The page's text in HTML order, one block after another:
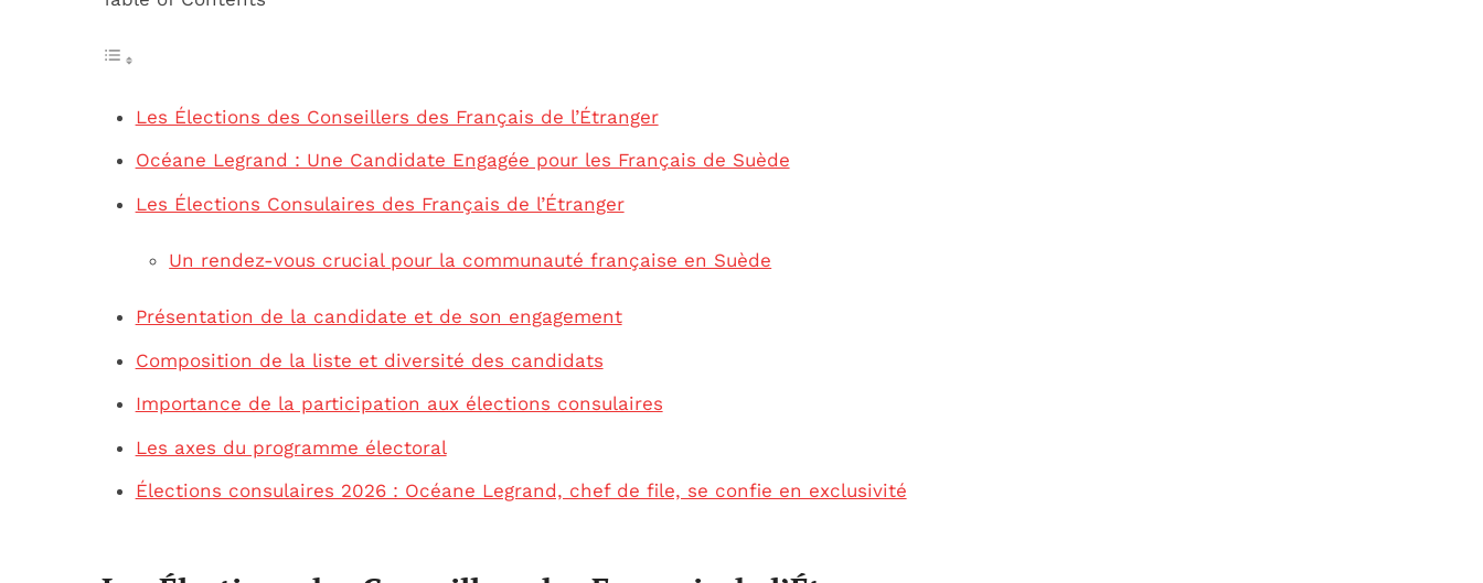
Les Élections des Conseillers des Français de l’Étranger
Océane Legrand : Une Candidate Engagée pour les Français de Suède
Les Élections Consulaires des Français de l’Étranger
Un rendez-vous crucial pour la communauté française en Suède
Présentation de la candidate et de son engagement
Composition de la liste et diversité des candidats
Importance de la participation aux élections consulaires
Les axes du programme électoral
Élections consulaires 2026 : Océane Legrand, chef de file, se confie en exclusivité